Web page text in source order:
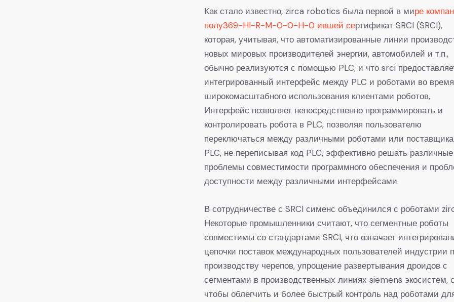
Как стало известно, zirca robotics была первой в мире
полу369-HI-R-M-0-0-H-0 ившей сертификат SRCI (SRCI),
которая, учитывая, что автоматизированные линии
новых мировых производителей энергии, автомобилей и т.п.,
обычно реализуются с помощью PLC, и что srci
интегрированный интерфейс между PLC и роботами во время
широкомасштабного использования клиентами роботов,
Интерфейс позволяет непосредственно программировать и
контролировать робота в PLC, позволяя пользователю
переключаться между различными роботами или
PLC, не переписывая код PLC, эффективно решать различные
проблемы совместимости программного обеспечения и
доступности между различными интерфейсами.
В сотрудничестве с SRCI сименс объединился с роботами
Некоторые промышленники считают, что сегментные роботы
совместимы со стандартами SRCI, что означает
цепочки поставок международных пользователей индустрии
производству черепов, упрощение развертывания дроидов с
сегментами в производственных линиях siemens экосистем,
чтобы облегчить и более быстрый контроль над роботами